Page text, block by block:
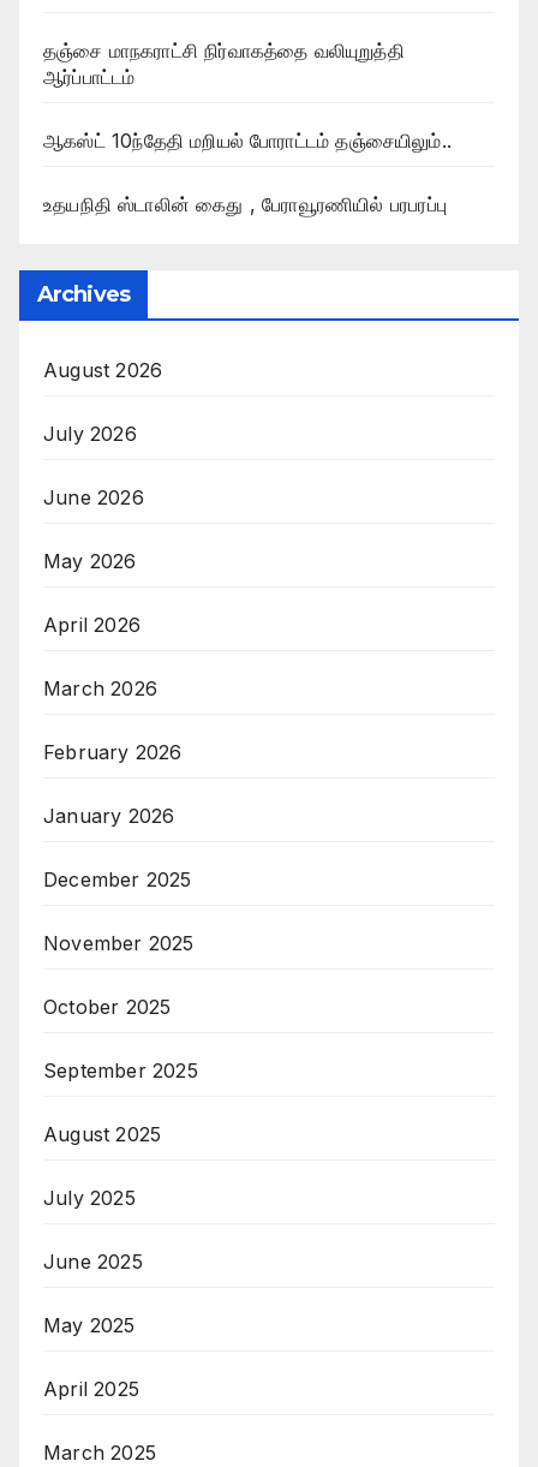
தஞ்சை மாநகராட்சி நிர்வாகத்தை வலியுறுத்தி
ஆர்ப்பாட்டம்
ஆகஸ்ட் 10ந்தேதி மறியல் போராட்டம் தஞ்சையிலும்..
உதயநிதி ஸ்டாலின் கைது , பேராவூரணியில் பரபரப்பு
Archives
August 2026
July 2026
June 2026
May 2026
April 2026
March 2026
February 2026
January 2026
December 2025
November 2025
October 2025
September 2025
August 2025
July 2025
June 2025
May 2025
April 2025
March 2025